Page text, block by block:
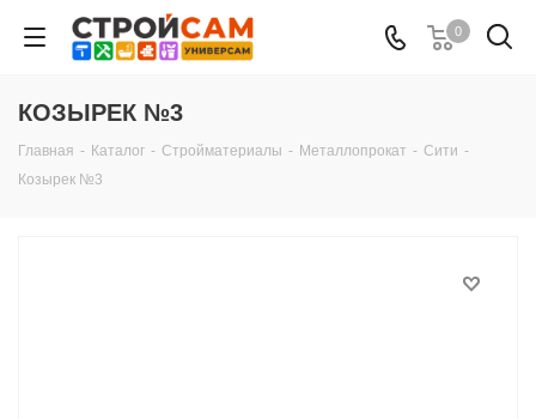
0
КОЗЫРЕК №3
Главная - Каталог - Стройматериалы - Металлопрокат - Сити -
Козырек №3